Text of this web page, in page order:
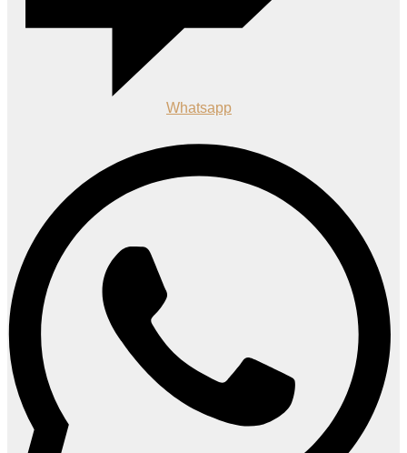
Whatsapp